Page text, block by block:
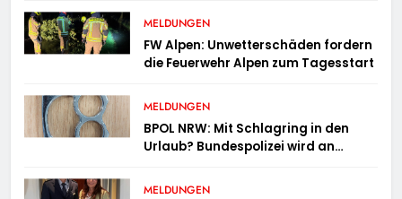
wieder einholt
MELDUNGEN
FW Alpen: Unwetterschäden fordern
die Feuerwehr Alpen zum Tagesstart
MELDUNGEN
BPOL NRW: Mit Schlagring in den
Urlaub? Bundespolizei wird an
MELDUNGEN